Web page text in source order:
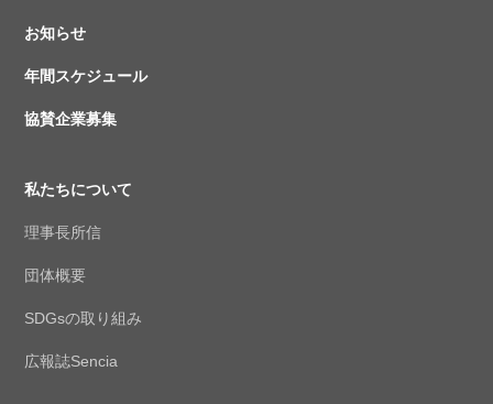
お知らせ
年間スケジュール
協賛企業募集
私たちについて
理事長所信
団体概要
SDGsの取り組み
広報誌Sencia